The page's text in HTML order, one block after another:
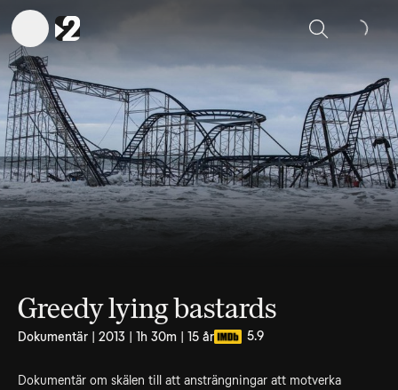
Sök
Greedy lying bastards
Dokumentär | 2013 | 1h 30m | 15 år 5.9
Dokumentär om skälen till att ansträngningar att motverka